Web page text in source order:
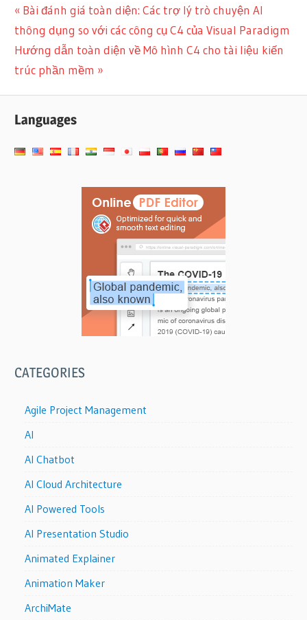
Điều
hướng
bài
viết
Previous
Post:
Bài đánh giá toàn diện: Các trợ lý trò chuyện AI
thông dụng so với các công cụ C4 của Visual Paradigm
Next
Post:
Hướng dẫn toàn diện về Mô hình C4 cho tài liệu kiến
trúc phần mềm
Languages
CATEGORIES
Agile Project Management
AI
AI Chatbot
AI Cloud Architecture
AI Powered Tools
AI Presentation Studio
Animated Explainer
Animation Maker
ArchiMate